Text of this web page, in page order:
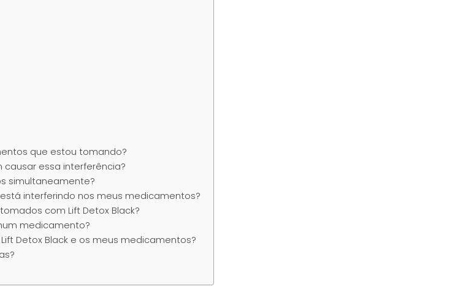
que estou tomando?
causar essa interferência?
simultaneamente?
interferindo nos meus medicamentos?
com Lift Detox Black?
medicamento?
Detox Black e os meus medicamentos?